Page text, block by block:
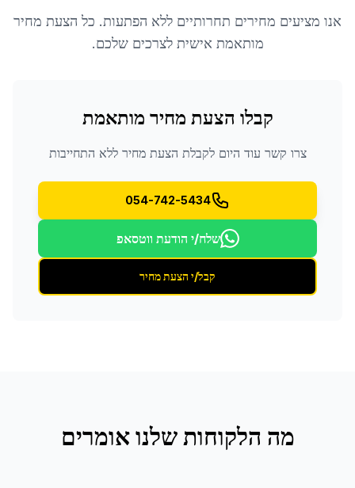
אנו מציעים מחירים תחרותיים ללא הפתעות. כל הצעת מחיר
מותאמת אישית לצרכים שלכם.
קבלו הצעת מחיר מותאמת
צרו קשר עוד היום לקבלת הצעת מחיר ללא התחייבות
054-742-5434
שלח/י הודעת ווטסאפ
קבל/י הצעת מחיר
מה הלקוחות שלנו אומרים